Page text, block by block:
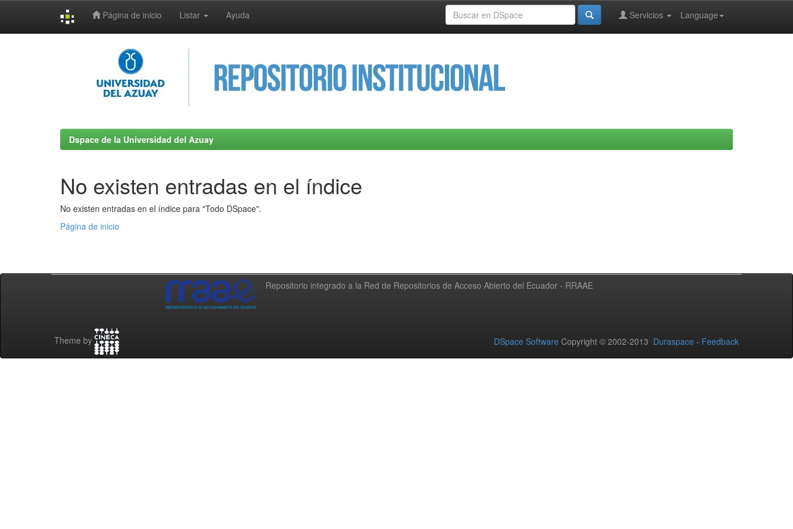
Página de inicio Listar Ayuda Language
Servicios
Dspace de la Universidad del Azuay
No existen entradas en el índice
No existen entradas en el índice para "Todo DSpace".
Página de inicio
Repositorio integrado a la Red de Repositorios de Acceso Abierto del Ecuador - RRAAE
Theme by DSpace Software Copyright © 2002-2013 Duraspace - Feedback